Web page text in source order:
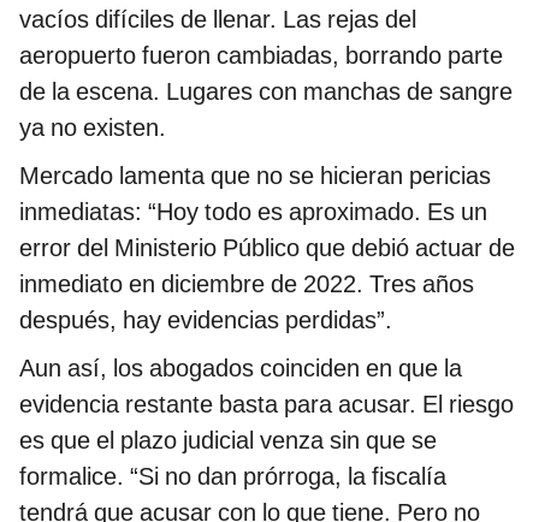
vacíos difíciles de llenar. Las rejas del
aeropuerto fueron cambiadas, borrando parte
de la escena. Lugares con manchas de sangre
ya no existen.
Mercado lamenta que no se hicieran pericias
inmediatas: “Hoy todo es aproximado. Es un
error del Ministerio Público que debió actuar de
inmediato en diciembre de 2022. Tres años
después, hay evidencias perdidas”.
Aun así, los abogados coinciden en que la
evidencia restante basta para acusar. El riesgo
es que el plazo judicial venza sin que se
formalice. “Si no dan prórroga, la fiscalía
tendrá que acusar con lo que tiene. Pero no